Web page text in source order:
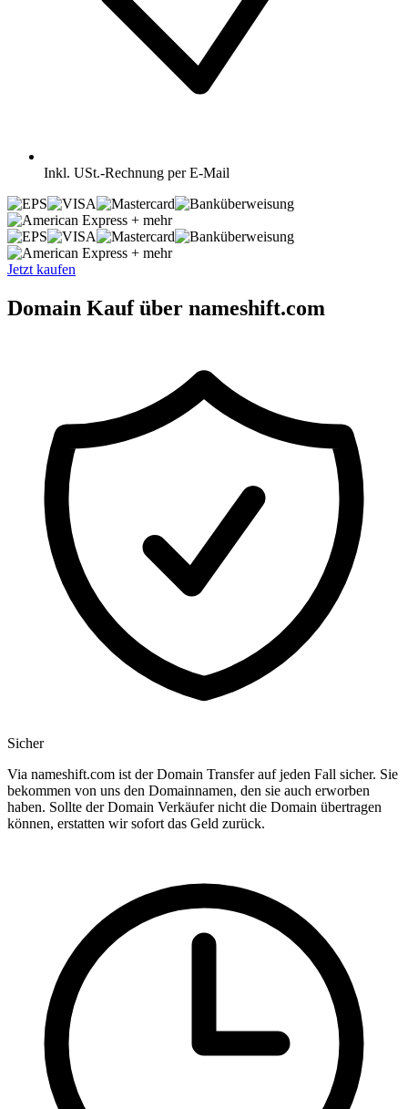
Inkl. USt.-Rechnung per E-Mail
+ mehr
+ mehr
Jetzt kaufen
Domain Kauf über nameshift.com
Sicher
Via nameshift.com ist der Domain Transfer auf jeden Fall sicher. Sie
bekommen von uns den Domainnamen, den sie auch erworben
haben. Sollte der Domain Verkäufer nicht die Domain übertragen
können, erstatten wir sofort das Geld zurück.